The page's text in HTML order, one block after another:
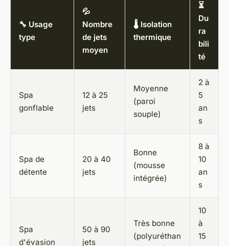
🔧 Usage
type
💦
Nombre
de jets
moyen
🌡️ Isolation
thermique
⏳
Du
ra
bili
té
Spa
gonflable
12 à 25
jets
Moyenne
(paroi
souple)
2 à
5
an
s
Spa de
détente
20 à 40
jets
Bonne
(mousse
intégrée)
8 à
10
an
s
Spa
d'évasion
50 à 90
jets
Très bonne
(polyuréthan
10
à
15